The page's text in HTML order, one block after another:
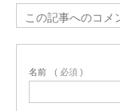
この記事へのコメ
名前 ( 必須 )